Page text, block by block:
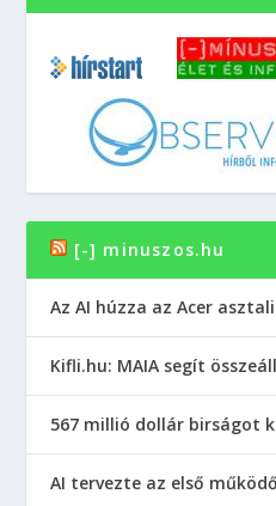
[-] minuszos.hu
Az AI húzza az Acer
Kifli.hu: MAIA segít
567 millió dollár birságot
AI tervezte az első